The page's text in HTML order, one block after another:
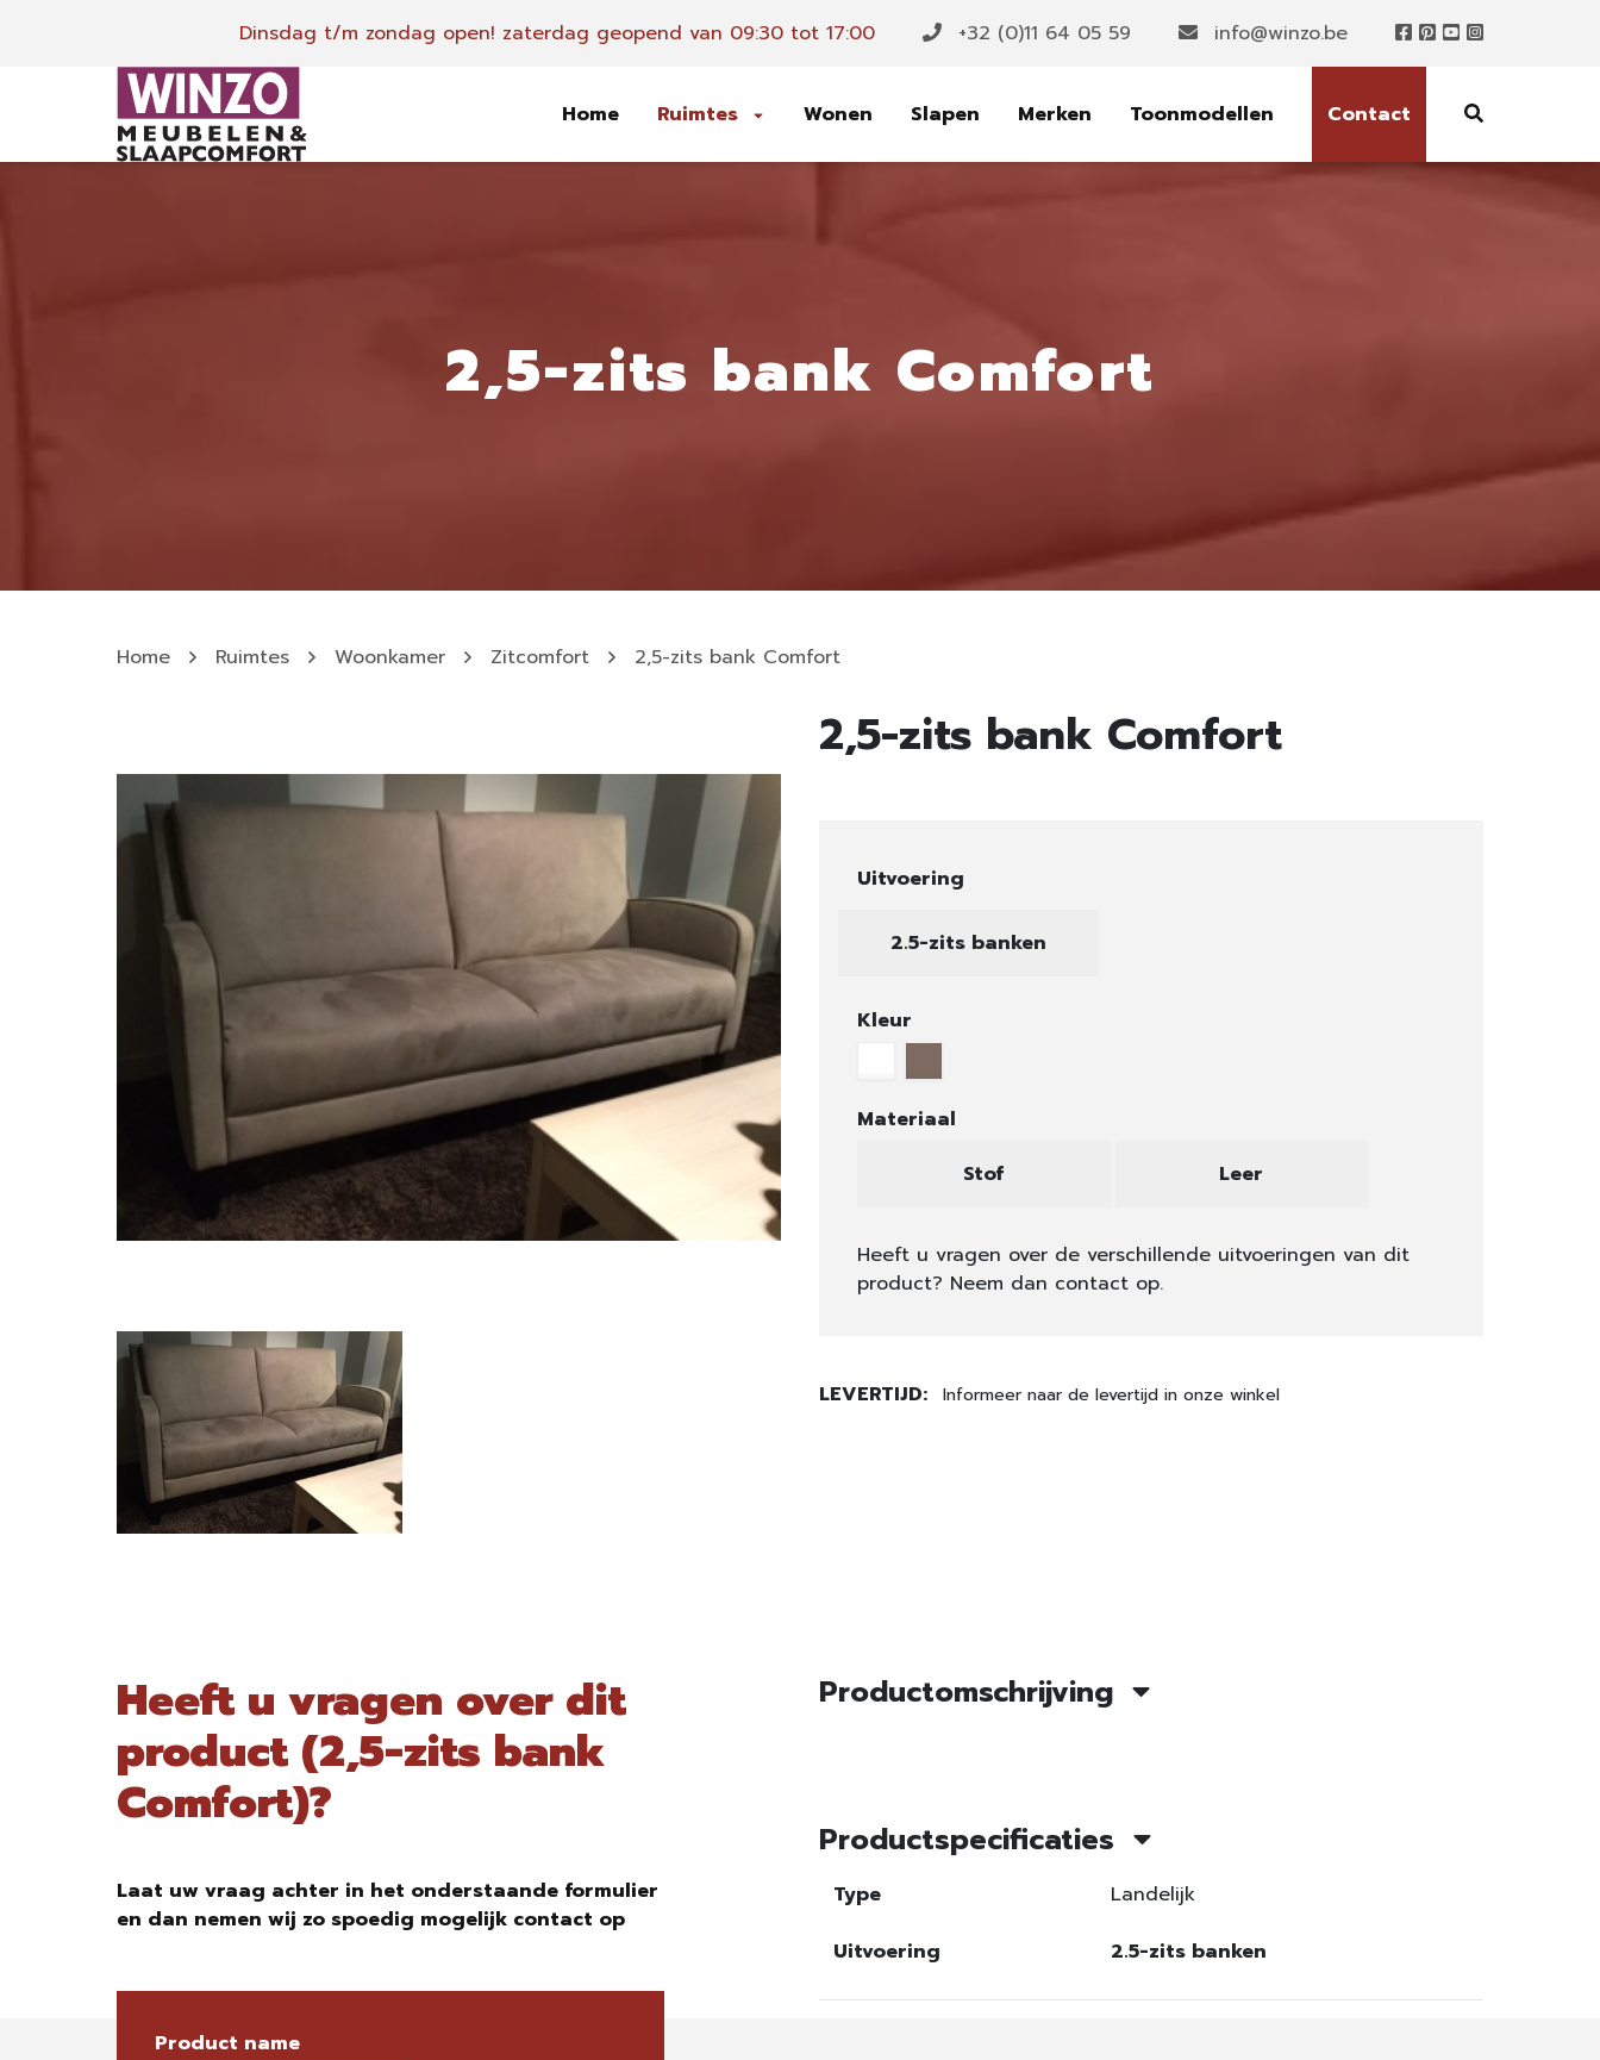
Dinsdag t/m zondag open! zaterdag geopend van 09:30 tot 17:00 +32 (0)11 64 05 59 info@winzo.be
Home Ruimtes Wonen Slapen Merken Toonmodellen Contact
2,5-zits bank Comfort
Home Ruimtes Woonkamer Zitcomfort 2,5-zits bank Comfort
2,5-zits bank Comfort
Uitvoering
2.5-zits banken
Kleur
Materiaal
Stof
Leer
Heeft u vragen over de verschillende uitvoeringen van dit
product? Neem dan contact op.
LEVERTIJD: Informeer naar de levertijd in onze winkel
Heeft u vragen over dit
product (2,5-zits bank
Comfort)?
Laat uw vraag achter in het onderstaande formulier
en dan nemen wij zo spoedig mogelijk contact op
Product name
Productomschrijving
Productspecificaties
Type
Landelijk
Uitvoering
2.5-zits banken